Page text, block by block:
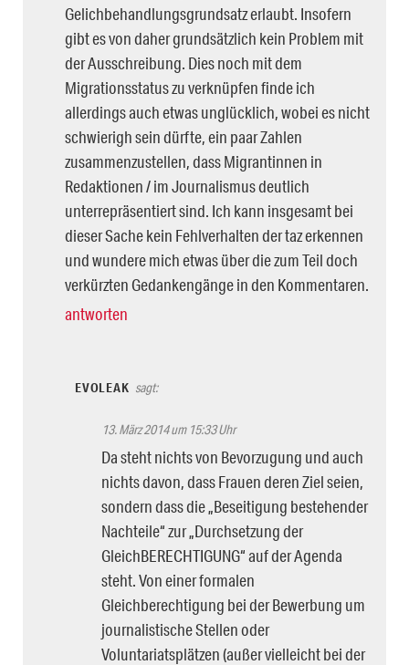
Gelichbehandlungsgrundsatz erlaubt. Insofern
gibt es von daher grundsätzlich kein Problem mit
der Ausschreibung. Dies noch mit dem
Migrationsstatus zu verknüpfen finde ich
allerdings auch etwas unglücklich, wobei es nicht
schwierigh sein dürfte, ein paar Zahlen
zusammenzustellen, dass Migrantinnen in
Redaktionen / im Journalismus deutlich
unterrepräsentiert sind. Ich kann insgesamt bei
dieser Sache kein Fehlverhalten der taz erkennen
und wundere mich etwas über die zum Teil doch
verkürzten Gedankengänge in den Kommentaren.
antworten
EVOLEAK sagt:
13. März 2014 um 15:33 Uhr
Da steht nichts von Bevorzugung und auch
nichts davon, dass Frauen deren Ziel seien,
sondern dass die „Beseitigung bestehender
Nachteile“ zur „Durchsetzung der
GleichBERECHTIGUNG“ auf der Agenda
steht. Von einer formalen
Gleichberechtigung bei der Bewerbung um
journalistische Stellen oder
Voluntariatsplätzen (außer vielleicht bei der